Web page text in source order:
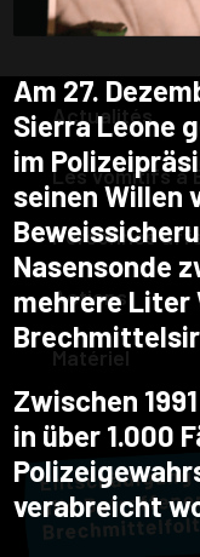
Actualités
Les vomitifs à
Personnes
Actions
Matériel
Am 27.
Sierra Leone
im
seinen Willen
Nasensonde
mehrere Liter
Zwischen
in über 1.000
verabreicht